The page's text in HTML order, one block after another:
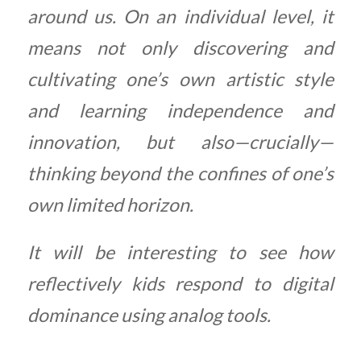
around us. On an individual level, it
means not only discovering and
cultivating one’s own artistic style
and learning independence and
innovation, but also—crucially—
thinking beyond the confines of one’s
own limited horizon.
It will be interesting to see how
reflectively kids respond to digital
dominance using analog tools.